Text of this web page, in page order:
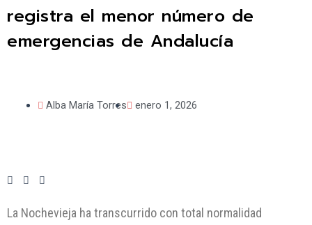
registra el menor número de
emergencias de Andalucía
Alba María Torres enero 1, 2026
La Nochevieja ha transcurrido con total normalidad